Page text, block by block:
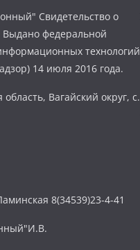
Свидетельство о
федеральной
технологий
14 июля 2016 года.
Вагайский округ, с.
8(34539)23-4-41